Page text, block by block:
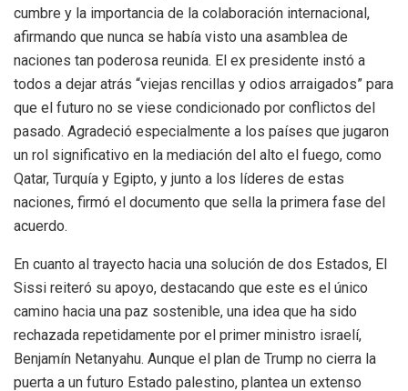
cumbre y la importancia de la colaboración internacional,
afirmando que nunca se había visto una asamblea de
naciones tan poderosa reunida. El ex presidente instó a
todos a dejar atrás “viejas rencillas y odios arraigados” para
que el futuro no se viese condicionado por conflictos del
pasado. Agradeció especialmente a los países que jugaron
un rol significativo en la mediación del alto el fuego, como
Qatar, Turquía y Egipto, y junto a los líderes de estas
naciones, firmó el documento que sella la primera fase del
acuerdo.
En cuanto al trayecto hacia una solución de dos Estados, El
Sissi reiteró su apoyo, destacando que este es el único
camino hacia una paz sostenible, una idea que ha sido
rechazada repetidamente por el primer ministro israelí,
Benjamín Netanyahu. Aunque el plan de Trump no cierra la
puerta a un futuro Estado palestino, plantea un extenso